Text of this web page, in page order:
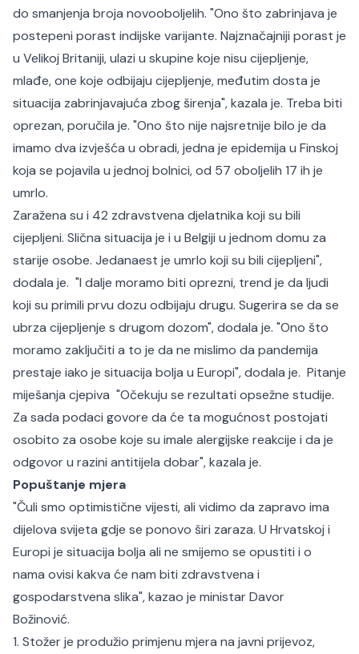
do smanjenja broja novooboljelih. "Ono što zabrinjava je
postepeni porast indijske varijante. Najznačajniji porast je
u Velikoj Britaniji, ulazi u skupine koje nisu cijepljenje,
mlađe, one koje odbijaju cijepljenje, međutim dosta je
situacija zabrinjavajuća zbog širenja", kazala je. Treba biti
oprezan, poručila je. "Ono što nije najsretnije bilo je da
imamo dva izvješća u obradi, jedna je epidemija u Finskoj
koja se pojavila u jednoj bolnici, od 57 oboljelih 17 ih je
umrlo.
Zaražena su i 42 zdravstvena djelatnika koji su bili
cijepljeni. Slična situacija je i u Belgiji u jednom domu za
starije osobe. Jedanaest je umrlo koji su bili cijepljeni",
dodala je. "I dalje moramo biti oprezni, trend je da ljudi
koji su primili prvu dozu odbijaju drugu. Sugerira se da se
ubrza cijepljenje s drugom dozom", dodala je. "Ono što
moramo zaključiti a to je da ne mislimo da pandemija
prestaje iako je situacija bolja u Europi", dodala je. Pitanje
miješanja cjepiva "Očekuju se rezultati opsežne studije.
Za sada podaci govore da će ta mogućnost postojati
osobito za osobe koje su imale alergijske reakcije i da je
odgovor u razini antitijela dobar", kazala je.
Popuštanje mjera
"Čuli smo optimistične vijesti, ali vidimo da zapravo ima
dijelova svijeta gdje se ponovo širi zaraza. U Hrvatskoj i
Europi je situacija bolja ali ne smijemo se opustiti i o
nama ovisi kakva će nam biti zdravstvena i
gospodarstvena slika", kazao je ministar Davor
Božinović.
1. Stožer je produžio primjenu mjera na javni prijevoz,